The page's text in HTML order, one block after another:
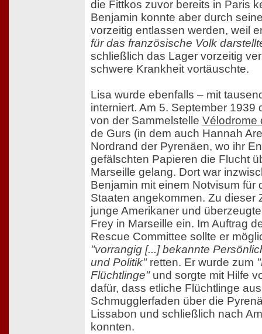
die Fittkos zuvor bereits in Paris
Benjamin konnte aber durch
vorzeitig entlassen werden, weil
für das französische Volk
schließlich das Lager vorzeitig
schwere Krankheit vortäuschte.
Lisa wurde ebenfalls – mit
interniert. Am 5. September 1939
von der Sammelstelle Vélodrome
de Gurs (in dem auch Hannah
Nordrand der Pyrenäen, wo ihr
gefälschten Papieren die Flucht
Marseille gelang. Dort war
Benjamin mit einem Notvisum für
Staaten angekommen. Zu dieser
junge Amerikaner und
Frey in Marseille ein. Im Auftrag
Rescue Committee sollte er
"vorrangig [...] bekannte
und Politik"retten. Er wurde zum
Flüchtlinge"und sorgte mit Hilfe
dafür, dass etliche Flüchtlinge
Schmugglerfaden über die
Lissabon und schließlich nach
konnten.